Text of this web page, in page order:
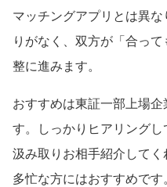
マッチングアプリとは異
りがなく、双方が「合っ
整に進みます。
おすすめは東証一部上場
す。しっかりヒアリング
汲み取りお相手紹介して
多忙な方にはおすすめです